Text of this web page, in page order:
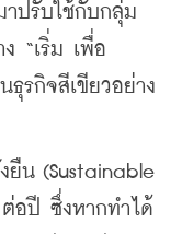
ปรับใช้กับกลุ่ม
“เริ่ม เพื่อ
ธุรกิจสีเขียวอย่าง
น (Sustainable
ต่อปี ซึ่งหากทำได้